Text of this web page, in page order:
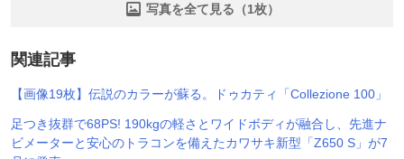
写真を全て見る（1枚）
関連記事
【画像19枚】伝説のカラーが蘇る。ドゥカティ「Collezione 100」
足つき抜群で68PS! 190kgの軽さとワイドボディが融合し、先進ナ
ビメーターと安心のトラコンを備えたカワサキ新型「Z650 S」が7